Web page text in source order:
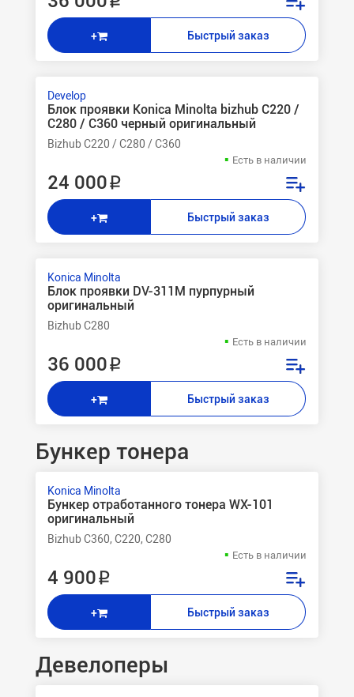
+ Быстрый заказ
Develop
Блок проявки Konica Minolta bizhub C220 /
C280 / C360 черный оригинальный
Bizhub C220 / C280 / C360
Есть в наличии
24 000 ₽
+ Быстрый заказ
Konica Minolta
Блок проявки DV-311M пурпурный
оригинальный
Bizhub C280
Есть в наличии
36 000 ₽
+ Быстрый заказ
Бункер тонера
Konica Minolta
Бункер отработанного тонера WX-101
оригинальный
Bizhub C360, C220, C280
Есть в наличии
4 900 ₽
+ Быстрый заказ
Девелоперы